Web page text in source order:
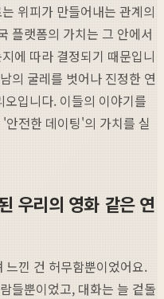
위피가 만들어내는 관계의
플랫폼의 가치는 그 안에서
에 따라 결정되기 때문입니
의 굴레를 벗어나 진정한 연
입니다. 이들의 이야기를
전한 데이팅'의 가치를 실
우리의 영화 같은 연
낀 건 허무함뿐이었어요.
들뿐이었고, 대화는 늘 겉돌